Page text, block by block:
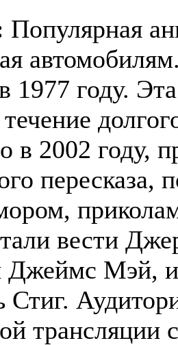
Популярная
1977 году.
в 2002 году,
пересказа,
вести
Мэй, и
Стиг.
трансляции